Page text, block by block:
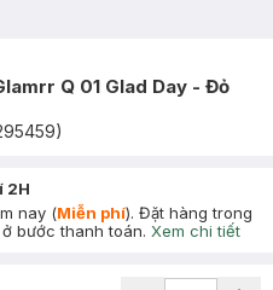
Q 01 Glad Day - Đỏ
)
2H
nay (Miễn phí). Đặt hàng trong
ở bước thanh toán. Xem chi tiết